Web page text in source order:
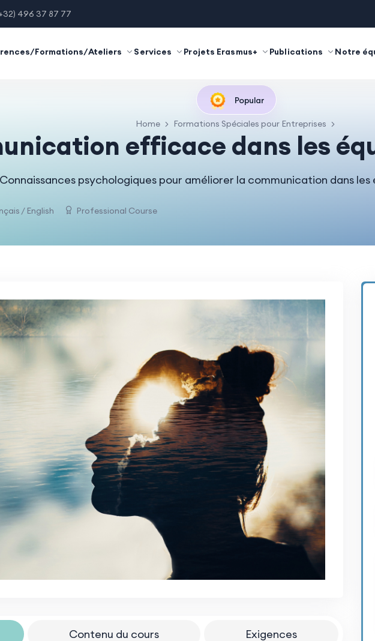
496 37 87 77
Formations/Ateliers Services Projets Erasmus+ Publications Notre
Popular
Home Formations Spéciales pour Entreprises
efficace dans les
Connaissances psychologiques pour améliorer la communication dans les
/ English Professional Course
Contenu du cours Exigences